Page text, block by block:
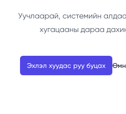
Уучлаарай, системийн
хугацааны дараа
Эхлэл хуудас руу буцах